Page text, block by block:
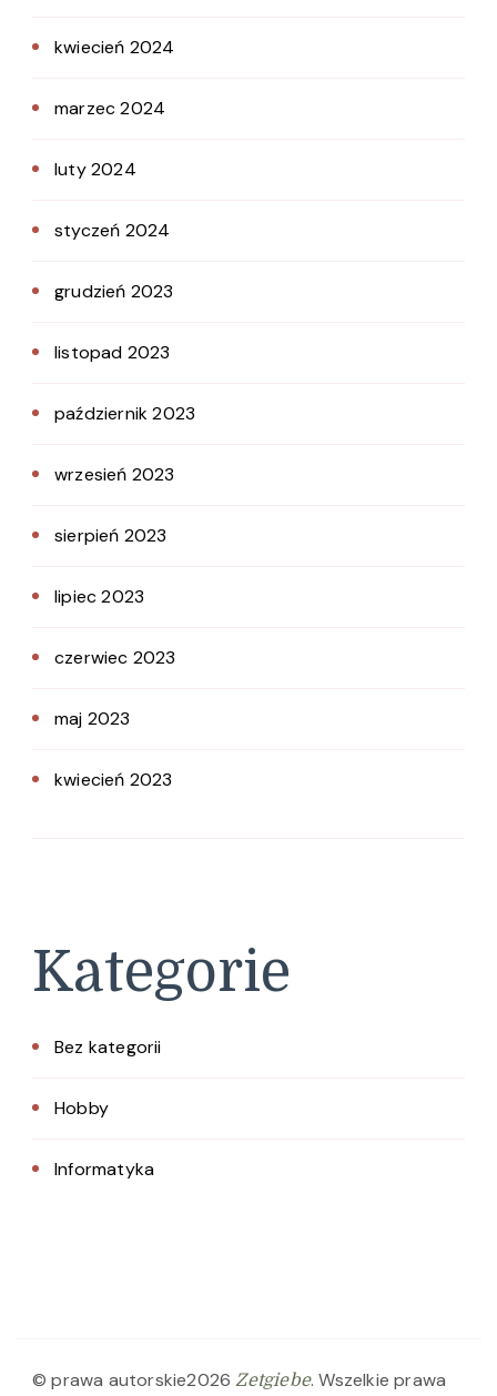
kwiecień 2024
marzec 2024
luty 2024
styczeń 2024
grudzień 2023
listopad 2023
październik 2023
wrzesień 2023
sierpień 2023
lipiec 2023
czerwiec 2023
maj 2023
kwiecień 2023
Kategorie
Bez kategorii
Hobby
Informatyka
© prawa autorskie2026Zetgiebe. Wszelkie prawa